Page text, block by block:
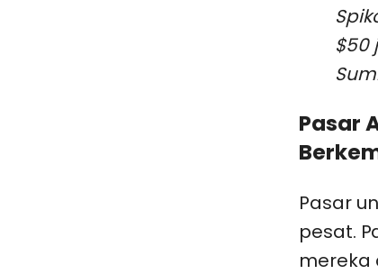
$50
Pasar
Pasar
pesat.
mereka